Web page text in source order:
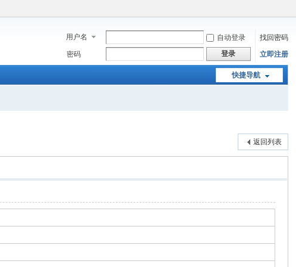
用户名 自动登录
找回密码
密码
登录 立即注册
快捷导航
返回列表